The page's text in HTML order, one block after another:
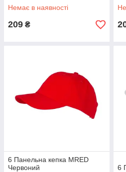
Немає в наявності
209 ₴
6 Панельна кепка MRED
Червоний
6